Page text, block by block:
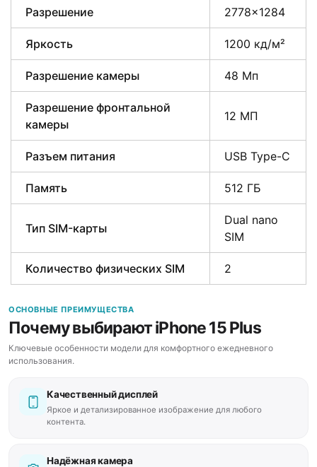
Разрешение 2778×1284
Яркость 1200 кд/м²
Разрешение камеры 48 Мп
Разрешение фронтальной
камеры
12 МП
Разъем питания USB Type-C
Память 512 ГБ
Тип SIM-карты
Dual nano
SIM
Количество физических SIM 2
ОСНОВНЫЕ ПРЕИМУЩЕСТВА
Почему выбирают iPhone 15 Plus
Ключевые особенности модели для комфортного ежедневного
использования.
Качественный дисплей
Яркое и детализированное изображение для любого
контента.
Надёжная камера